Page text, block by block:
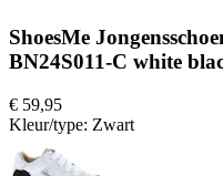
ShoesMe
BN24S011-C white
€ 59,95
Kleur/type: Zwart